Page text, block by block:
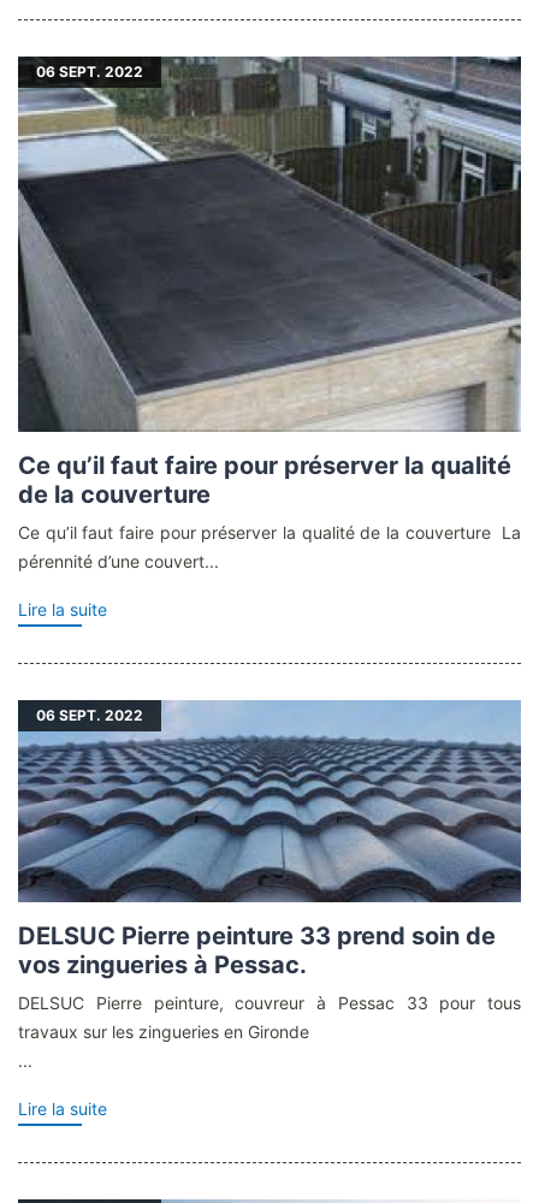
06 SEPT. 2022
Ce qu’il faut faire pour préserver la qualité
de la couverture
Ce qu’il faut faire pour préserver la qualité de la couverture La
pérennité d’une couvert...
Lire la suite
06 SEPT. 2022
DELSUC Pierre peinture 33 prend soin de
vos zingueries à Pessac.
DELSUC Pierre peinture, couvreur à Pessac 33 pour tous
travaux sur les zingueries en Gironde
...
Lire la suite